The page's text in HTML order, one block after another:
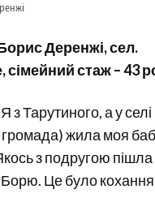
Деренжі, сел.
сімейний стаж – 43
з Тарутиного, а у селі
жила моя
з подругою пішла
Борю. Це було